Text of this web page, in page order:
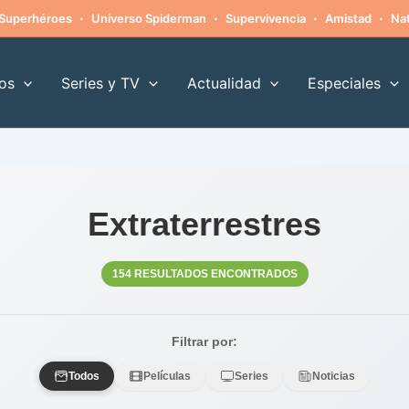
· Universo Spiderman · Supervivencia · Amistad ·
Series y TV Actualidad Especiales
Extraterrestres
154 RESULTADOS ENCONTRADOS
Filtrar por:
Todos Películas Series Noticias